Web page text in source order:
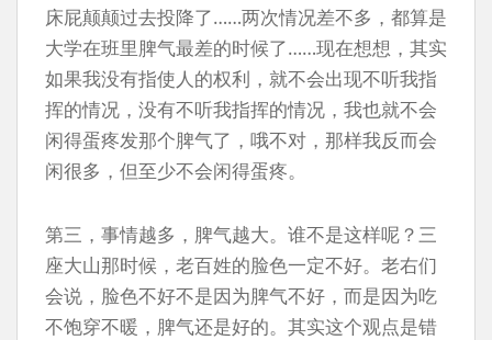
床屁颠颠过去投降了……两次情况差不多，都算是
大学在班里脾气最差的时候了……现在想想，其实
如果我没有指使人的权利，就不会出现不听我指
挥的情况，没有不听我指挥的情况，我也就不会
闲得蛋疼发那个脾气了，哦不对，那样我反而会
闲很多，但至少不会闲得蛋疼。
第三，事情越多，脾气越大。谁不是这样呢？三
座大山那时候，老百姓的脸色一定不好。老右们
会说，脸色不好不是因为脾气不好，而是因为吃
不饱穿不暖，脾气还是好的。其实这个观点是错